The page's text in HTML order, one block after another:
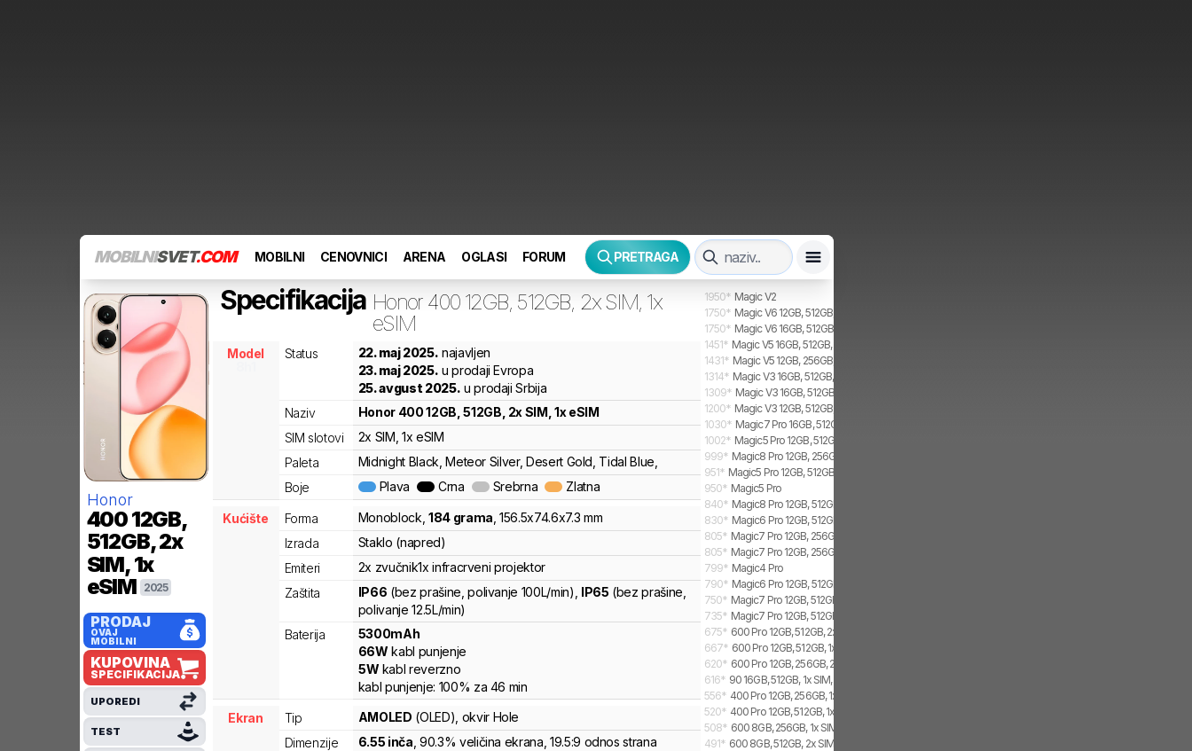
MOBILNISVET.COM MOBILNI CENOVNICI ARENA OGLASI FORUM PRETRAGA
Honor
40012GB,
512GB, 2x
SIM, 1x
eSIM
2025
PRODAJ
OVAJ
MOBILNI
KUPOVINA
SPECIFIKACIJA
TEST
UPOREDI
Specifikacija Honor 400 12GB, 512GB, 2x SIM, 1x
eSIM
Model
Status 22. maj 2025. najavljen
23. maj 2025. u prodaji Evropa
25. avgust 2025. u prodaji Srbija
Naziv
Honor 400 12GB, 512GB, 2x SIM, 1x eSIM
SIM slotovi
2x SIM , 1x eSIM
Paleta
Midnight Black, Meteor Silver, Desert Gold, Tidal Blue,
Boje
Plava Crna Srebrna Zlatna
Kućište Forma Monoblock ,184grama ,156.5x74.6x7.3 mm
Izrada
Staklo (napred)
Emiteri
2x zvučnik1x infracrveni projektor
Zaštita
IP66 (bez prašine, polivanje 100L/min) IP65 (bez prašine,
polivanje 12.5L/min)
Baterija
5300mAh
66W kabl punjenje
5W kabl reverzno
kabl punjenje: 100% za 46 min
Ekran Tip AMOLED (OLED) , okvir Hole
Dimenzije
6.55 inča , 90.3% veličina ekrana , 19.5:9 odnos strana
1950* Magic V2
1750* Magic V6 12GB, 512GB, 2x SIM, 2x eSIM
1750* Magic V6 16GB, 512GB, 2x SIM
1451* Magic V5 16GB, 512GB, 2x SIM
1431* Magic V5 12GB, 256GB, 2x SIM
1314* Magic V3 16GB, 512GB, 2x SIM
1309* Magic V3 16GB, 512GB, 1x SIM, 1x eSIM
1200* Magic V3 12GB, 512GB, 2x SIM
1030* Magic7 Pro 16GB, 512GB, 2x SIM
1002* Magic5 Pro 12GB, 512GB, Dual SIM
999* Magic8 Pro 12GB, 256GB, 1x SIM, 1x eSIM
951* Magic5 Pro 12GB, 512GB
950* Magic5 Pro
840* Magic8 Pro 12GB, 512GB, 1x SIM, 1x eSIM
830* Magic6 Pro 12GB, 512GB, 2x SIM
805* Magic7 Pro 12GB, 256GB, 1x SIM, 1x eSIM
805* Magic7 Pro 12GB, 256GB, 2x SIM
799* Magic4 Pro
790* Magic6 Pro 12GB, 512GB, 1x SIM, 1x eSIM
750* Magic7 Pro 12GB, 512GB, 1x SIM, 1x eSIM
735* Magic7 Pro 12GB, 512GB, 2x SIM
675* 600 Pro 12GB, 512GB, 2x SIM, 1x eSIM
667* 600 Pro 12GB, 512GB, 1x SIM, 1x eSIM
620* 600 Pro 12GB, 256GB, 2x SIM, 1x eSIM
616* 90 16GB, 512GB, 1x SIM, 1x eSIM
556* 400 Pro 12GB, 256GB, 1x SIM, 1x eSIM
520* 400 Pro 12GB, 512GB, 1x SIM, 1x eSIM
508* 600 8GB, 256GB, 1x SIM, 1x eSIM
491* 600 8GB, 512GB, 2x SIM, 1x eSIM